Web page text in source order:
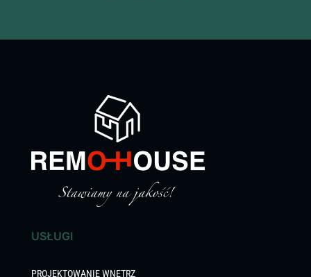
USŁUGI
PROJEKTOWANIE WNĘTRZ